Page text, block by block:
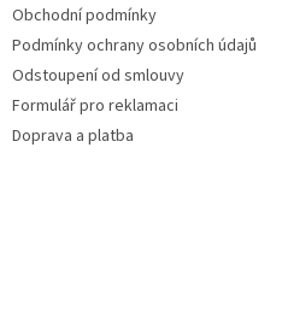
Obchodní podmínky
Podmínky ochrany osobních údajů
Odstoupení od smlouvy
Formulář pro reklamaci
Doprava a platba